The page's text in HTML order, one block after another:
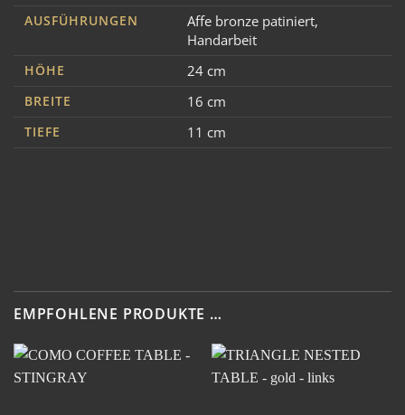
AUSFÜHRUNGEN Affe bronze patiniert,
Handarbeit
HÖHE 24 cm
BREITE 16 cm
TIEFE 11 cm
EMPFOHLENE PRODUKTE …